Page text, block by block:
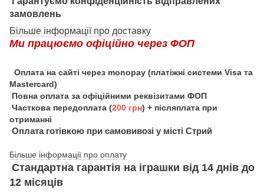
замовлень
Більше інформації про доставку
Ми працюємо офіційно через ФОП
Оплата на сайті через monopay (платіжні системи Visa та
Mastercard)
Повна оплата за офіційними реквізитами ФОП
Часткова передоплата (200 грн) + післяплата при
отриманні
Оплата готівкою при самовивозі у місті Стрий
Більше інформації про оплату
Стандартна гарантія на іграшки від 14 днів до
12 місяців